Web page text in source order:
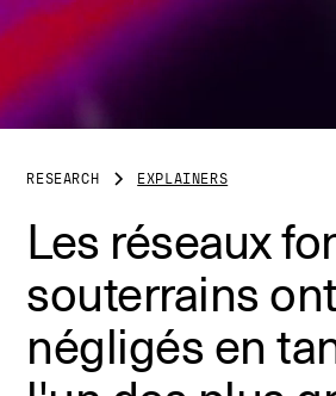
RESEARCH EXPLAINERS
Les réseaux
souterrains
négligés en